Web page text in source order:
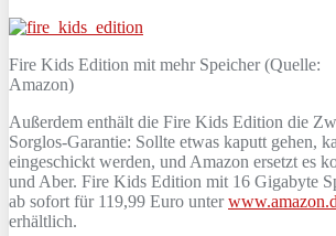
Fire Kids Edition mit mehr Speicher (Quelle:
Amazon)
Außerdem enthält die Fire Kids Edition die
Sorglos-Garantie: Sollte etwas kaputt gehen,
eingeschickt werden, und Amazon ersetzt es
und Aber. Fire Kids Edition mit 16 Gigabyte
ab sofort für 119,99 Euro unter
erhältlich.